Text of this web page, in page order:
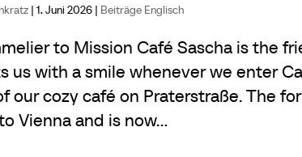
|1. Juni 2026 | Beiträge Englisch
to Mission Café Sascha is the
us with a smile whenever we enter
our cozy café on Praterstraße. The
Vienna and is now...